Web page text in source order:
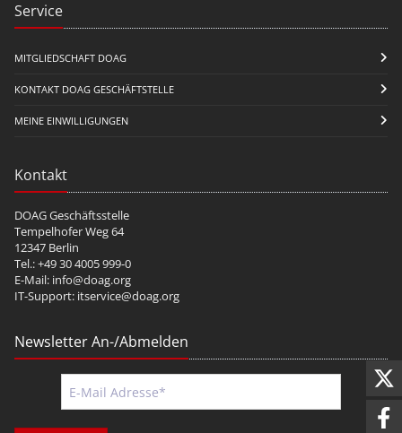
Service
MITGLIEDSCHAFT DOAG
KONTAKT DOAG GESCHÄFTSTELLE
MEINE EINWILLIGUNGEN
Kontakt
DOAG Geschäftsstelle
Tempelhofer Weg 64
12347 Berlin
Tel.: +49 30 4005 999-0
E-Mail: info@doag.org
IT-Support: itservice@doag.org
Newsletter An-/Abmelden